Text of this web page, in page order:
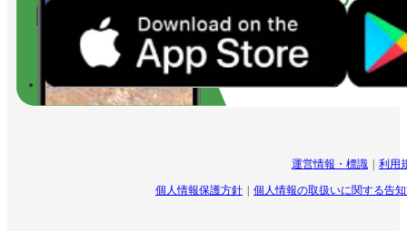
運営情報・標識 利用
個人情報保護方針 個人情報の取扱いに関する告